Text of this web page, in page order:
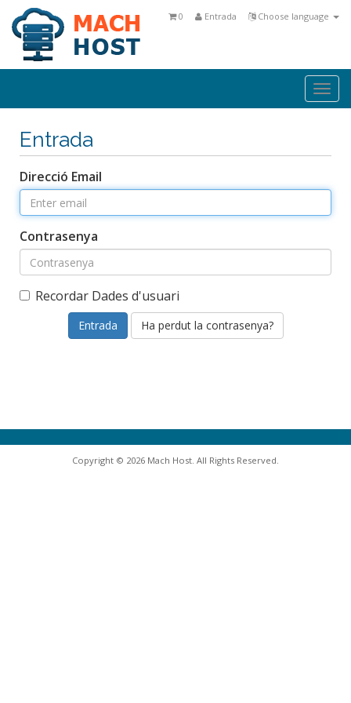
Choose language
Entrada
0
Entrada
Direcció Email
Contrasenya
Recordar Dades d'usuari
Ha perdut la contrasenya?
Copyright © 2026 Mach Host. All Rights Reserved.